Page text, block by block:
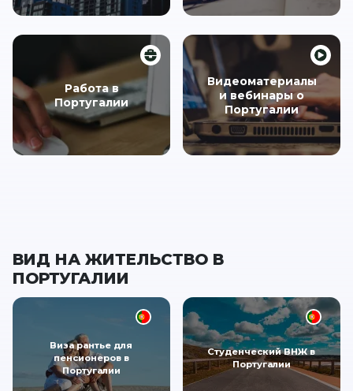
Работа в
Португалии
Видеоматериалы
и вебинары о
Португалии
ВИД НА ЖИТЕЛЬСТВО В
ПОРТУГАЛИИ
Виза рантье для
пенсионеров в
Португалии
Студенческий ВНЖ в
Португалии